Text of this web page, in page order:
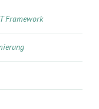
Framework